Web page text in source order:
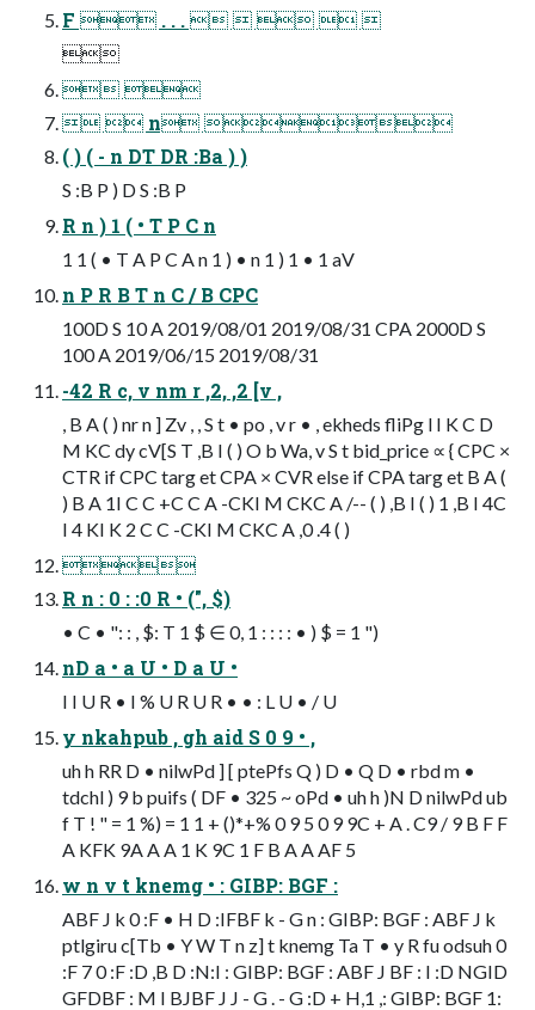
F  . . .     

 
  n 
( ) ( - n DT DR :Ba ) )
S :B P ) D S :B P
R n ) 1 ( • T P C n
1 1 ( • T A P C A n 1 ) • n 1 ) 1 • 1 aV
n P R B T n C / B CPC
100D S 10 A 2019/08/01 2019/08/31 CPA 2000D S
100 A 2019/06/15 2019/08/31
-42 R c, v nm r ,2, ,2 [v ,
, B A ( ) nr n ] Zv , , S t • po , v r • , ekheds fliPg l I K C D
M KC dy cV[S T ,B I ( ) O b Wa, v S t bid_price ∝ { CPC ×
CTR if CPC targ et CPA × CVR else if CPA targ et B A (
) B A 1I C C +C C A -CKI M CKC A /-- ( ) ,B I ( ) 1 ,B I 4C
I 4 KI K 2 C C -CKI M CKC A ,0 .4 ( )

R n : 0 : :0 R • (", $)
• C • ": : , $: T 1 $ ∈ 0, 1 : : : : • ) $ = 1 ")
nD a • a U • D a U •
I I U R • I % U R U R • • : L U • / U
y nkahpub , gh aid S 0 9 • ,
uh h RR D • nilwPd ] [ ptePfs Q ) D • Q D • rbd m •
tdchl ) 9 b puifs ( DF • 325 ~ oPd • uh h )N D nilwPd ub
f T ! " = 1 %) = 1 1 + ()*+% 0 9 5 0 9 9C + A . C9 / 9 B F F
A KFK 9A A A 1 K 9C 1 F B A A AF 5
w n v t knemg • : GIBP: BGF :
ABF J k 0 :F • H D :IFBF k - G n : GIBP: BGF : ABF J k
ptlgiru c[Tb • Y W T n z] t knemg Ta T • y R fu odsuh 0
:F 7 0 :F :D ,B D :N:I : GIBP: BGF : ABF J BF : I :D NGID
GFDBF : M I BJBF J J - G . - G :D + H,1 ,: GIBP: BGF 1: